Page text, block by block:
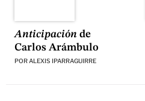
Anticipaciónde
Carlos Arámbulo
PORALEXIS IPARRAGUIRRE